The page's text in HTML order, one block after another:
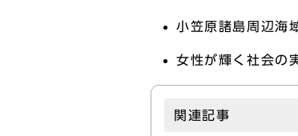
小笠原諸島周辺海
女性が輝く社会の
関連記事